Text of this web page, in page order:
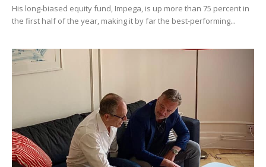
His long-biased equity fund, Impega, is up more than 75 percent in
the first half of the year, making it by far the best-performing...